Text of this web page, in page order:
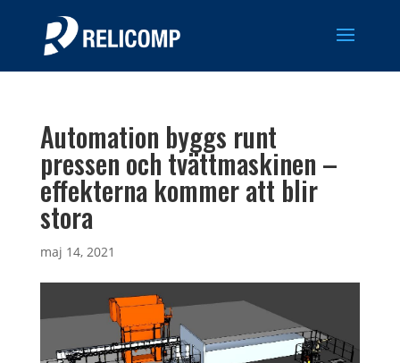
Automation byggs runt
pressen och tvättmaskinen –
effekterna kommer att blir
stora
maj 14, 2021